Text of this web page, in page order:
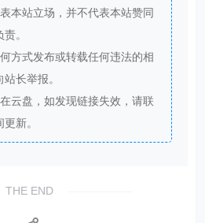
本站立场，并不代表本站赞同
。
方式发布或转载任何违法的相
长举报。
云盘，如发现链接失效，请联
新。
THE END